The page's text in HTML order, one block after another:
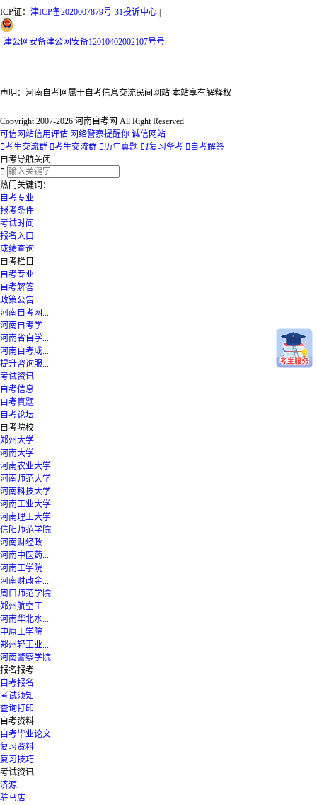
ICP证： 津ICP备2020007879号-31投诉中心
津公网安备津公网安备12010402002107号号
声明：河南自考网属于自考信息交流民间网站 本站享有解释权
Copyright 2007-2026 河南自考网 All Right Reserved
可信网站信用评估 网络警察提醒你 诚信网站
考生交流群 考生交流群 历年真题 1复习备考  自考解答
自考导航关闭

热门关键词：
自考专业
报考条件
考试时间
报名入口
成绩查询
自考栏目
自考专业
自考解答
政策公告
河南自考网...
河南自考学...
河南省自学...
河南自考成...
提升咨询服...
考试资讯
自考信息
自考真题
自考论坛
自考院校
郑州大学
河南大学
河南农业大学
河南师范大学
河南科技大学
河南工业大学
河南理工大学
信阳师范学院
河南财经政...
河南中医药...
河南工学院
河南财政金...
周口师范学院
郑州航空工...
河南华北水...
中原工学院
郑州轻工业...
河南警察学院
报名报考
自考报名
考试须知
查询打印
自考资料
自考毕业论文
复习资料
复习技巧
考试资讯
济源
驻马店